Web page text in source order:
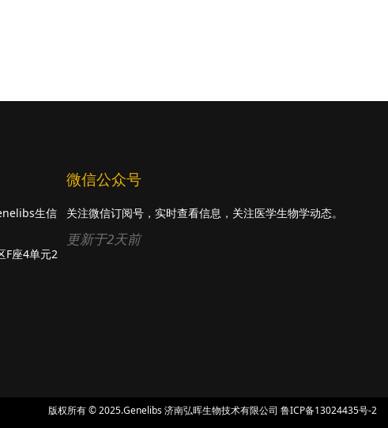
生信
F座4单元2
微信公众号
关注微信订阅号，实时查看信息，关注医学生物学动态。
更新于2天前
版权所有 © 2025.Genelibs济南弘晖生物技术有限公司 鲁ICP备13024435号-2